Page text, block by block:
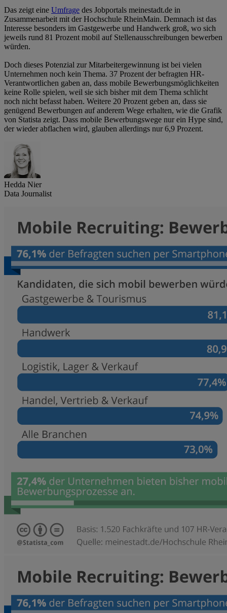
Das zeigt eine Umfrage des Jobportals meinestadt.de in
Zusammenarbeit mit der Hochschule RheinMain. Demnach ist das
Interesse besonders im Gastgewerbe und Handwerk groß, wo sich
jeweils rund 81 Prozent mobil auf Stellenausschreibungen bewerben
würden.
Doch dieses Potenzial zur Mitarbeitergewinnung ist bei vielen
Unternehmen noch kein Thema. 37 Prozent der befragten HR-
Verantwortlichen gaben an, dass mobile Bewerbungsmöglichkeiten
keine Rolle spielen, weil sie sich bisher mit dem Thema schlicht
noch nicht befasst haben. Weitere 20 Prozent geben an, dass sie
genügend Bewerbungen auf anderem Wege erhalten, wie die Grafik
von Statista zeigt. Dass mobile Bewerbungswege nur ein Hype sind,
der wieder abflachen wird, glauben allerdings nur 6,9 Prozent.
Hedda Nier
Data Journalist